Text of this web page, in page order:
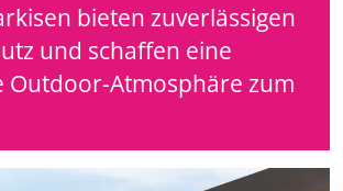
bieten zuverlässigen
und schaffen eine
Outdoor-Atmosphäre zum